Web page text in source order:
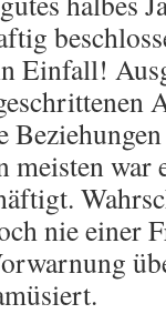
Einfall!
meisten
nie einer